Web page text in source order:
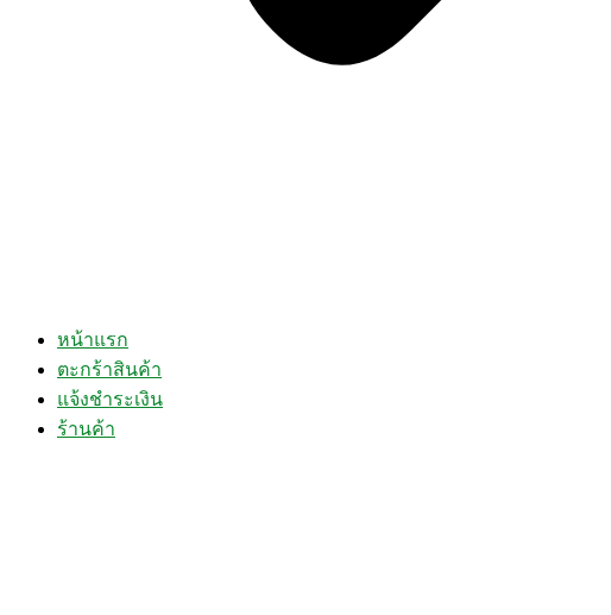
หน้าแรก
ตะกร้าสินค้า
แจ้งชำระเงิน
ร้านค้า